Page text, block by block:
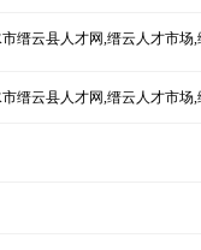
缙云县人才网,缙云人才市
缙云县人才网,缙云人才市